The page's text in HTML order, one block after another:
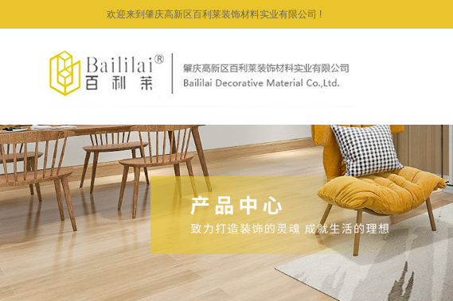
欢迎来到肇庆高新区百利莱装饰材料实业有限公司 !